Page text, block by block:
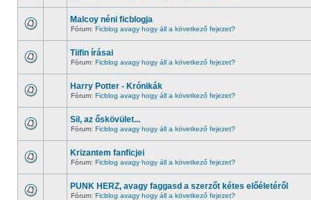
Malcoy néni ficblogja
Fórum: Ficblog avagy hogy áll a következő fejezet?
Tiifin írásai
Fórum: Ficblog avagy hogy áll a következő fejezet?
Harry Potter - Krónikák
Fórum: Ficblog avagy hogy áll a következő fejezet?
Sil, az őskövület...
Fórum: Ficblog avagy hogy áll a következő fejezet?
Krizantem fanficjei
Fórum: Ficblog avagy hogy áll a következő fejezet?
PUNK HERZ, avagy faggasd a szerzőt kétes előéletéről
Fórum: Ficblog avagy hogy áll a következő fejezet?